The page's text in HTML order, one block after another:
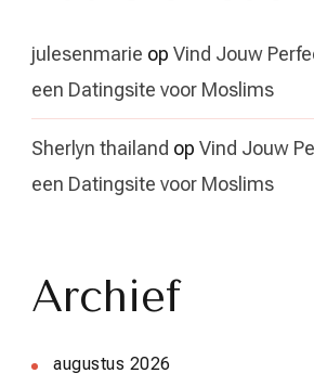
julesenmarie op Vind Jouw
een Datingsite voor Moslims
Sherlyn thailand op Vind Jouw
een Datingsite voor Moslims
Archief
augustus 2026